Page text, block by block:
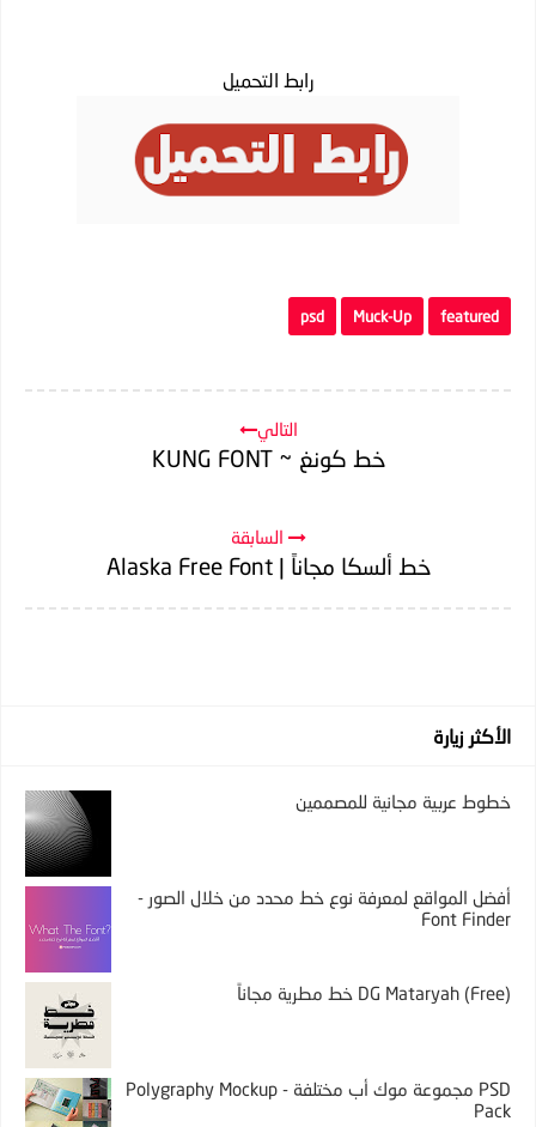
رابط التحميل
featured
Muck-Up
psd
التالي
خط كونغ ~ KUNG FONT
السابقة
خط ألسكا مجاناً | Alaska Free Font
الأكثر زيارة
خطوط عربية مجانية للمصممين
أفضل المواقع لمعرفة نوع خط محدد من خلال الصور -
Font Finder
DG Mataryah (Free) خط مطرية مجاناً
PSD مجموعة موك أب مختلفة - Polygraphy Mockup
Pack